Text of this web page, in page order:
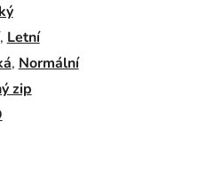
, Letní
, Normální
zip